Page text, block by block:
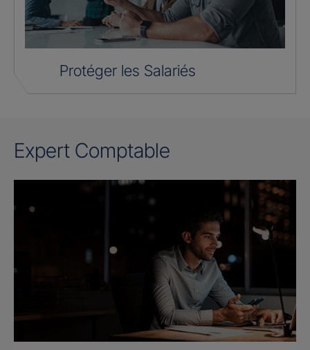
Protéger les Salariés
Expert Comptable